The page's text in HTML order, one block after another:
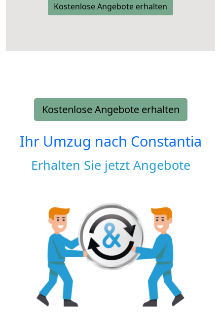
Kostenlose Angebote erhalten
Kostenlose Angebote erhalten
Ihr Umzug nach Constantia
Erhalten Sie jetzt Angebote